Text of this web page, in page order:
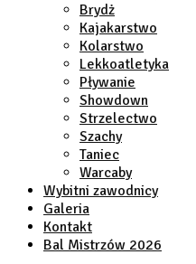
Brydż
Kajakarstwo
Kolarstwo
Lekkoatletyka
Pływanie
Showdown
Strzelectwo
Szachy
Taniec
Warcaby
Wybitni zawodnicy
Galeria
Kontakt
Bal Mistrzów 2026